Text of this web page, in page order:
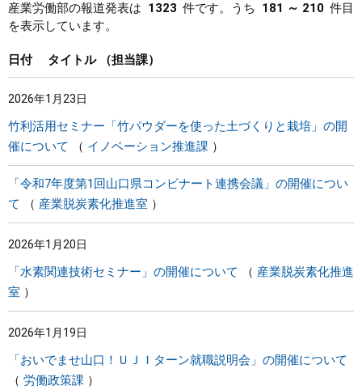
教育・文化・スポーツ
しごと・産業・観光
県政情報
産業労働部の報道発表は 1323 件です。うち 181 ～ 210 件目
を表示しています。
日付 タイトル 担当課
2026年1月23日
竹利活用セミナー「竹パウダーを使った土づくりと栽培」の開
催について
イノベーション推進課
「令和7年度第1回山口県コンビナート連携会議」の開催につい
て
産業脱炭素化推進室
2026年1月20日
「水素関連技術セミナー」の開催について
産業脱炭素化推進
室
2026年1月19日
「おいでませ山口！ＵＪＩターン就職説明会」の開催について
労働政策課